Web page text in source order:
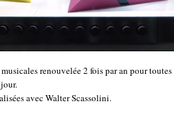
renouvelée 2 fois par an pour
avec Walter Scassolini.